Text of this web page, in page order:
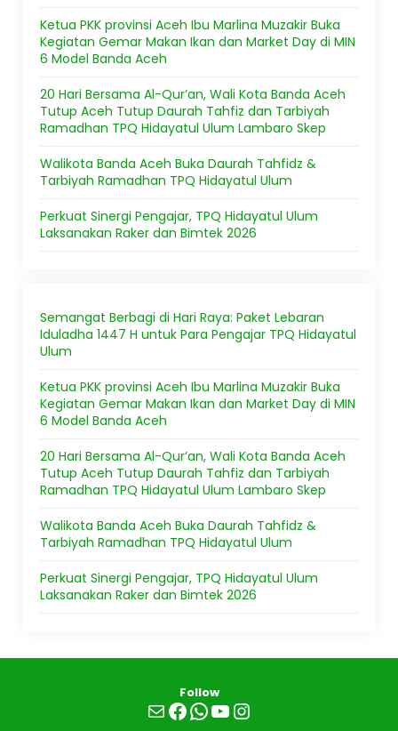
Ketua PKK provinsi Aceh Ibu Marlina Muzakir Buka
Kegiatan Gemar Makan Ikan dan Market Day di MIN
6 Model Banda Aceh
20 Hari Bersama Al-Qur’an, Wali Kota Banda Aceh
Tutup Aceh Tutup Daurah Tahfiz dan Tarbiyah
Ramadhan TPQ Hidayatul Ulum Lambaro Skep
Walikota Banda Aceh Buka Daurah Tahfidz &
Tarbiyah Ramadhan TPQ Hidayatul Ulum
Perkuat Sinergi Pengajar, TPQ Hidayatul Ulum
Laksanakan Raker dan Bimtek 2026
Semangat Berbagi di Hari Raya: Paket Lebaran
Iduladha 1447 H untuk Para Pengajar TPQ Hidayatul
Ulum
Ketua PKK provinsi Aceh Ibu Marlina Muzakir Buka
Kegiatan Gemar Makan Ikan dan Market Day di MIN
6 Model Banda Aceh
20 Hari Bersama Al-Qur’an, Wali Kota Banda Aceh
Tutup Aceh Tutup Daurah Tahfiz dan Tarbiyah
Ramadhan TPQ Hidayatul Ulum Lambaro Skep
Walikota Banda Aceh Buka Daurah Tahfidz &
Tarbiyah Ramadhan TPQ Hidayatul Ulum
Perkuat Sinergi Pengajar, TPQ Hidayatul Ulum
Laksanakan Raker dan Bimtek 2026
Follow
MailFacebook
WhatsApp
YouTube
Instagram